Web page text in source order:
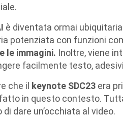
è diventata ormai
potenziata con funzioni
le immagini. Inoltre, viene
facilmente testo,
che il keynote SDC23 era
fatto in questo contesto.
dare un’occhiata al video.